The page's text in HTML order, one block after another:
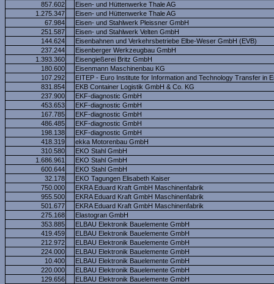
857.602
Eisen- und Hüttenwerke Thale AG
1.275.347
Eisen- und Hüttenwerke Thale AG
67.984
Eisen- und Stahlwerk Pleissner GmbH
251.587
Eisen- und Stahlwerk Velten GmbH
144.624
Eisenbahnen und Verkehrsbetriebe Elbe-Weser GmbH (EVB)
237.244
Eisenberger Werkzeugbau GmbH
1.393.360
Eisengießerei Britz GmbH
180.600
Eisenmann Maschinenbau KG
107.292
EITEP - Euro Institute for Information and Technology Transfer in
831.854
EKB Container Logistik GmbH & Co. KG
237.900
EKF-diagnostic GmbH
453.653
EKF-diagnostic GmbH
167.785
EKF-diagnostic GmbH
486.485
EKF-diagnostic GmbH
198.138
EKF-diagnostic GmbH
418.319
ekka Motorenbau GmbH
310.580
EKO Stahl GmbH
1.686.961
EKO Stahl GmbH
600.644
EKO Stahl GmbH
32.178
EKO Tagungen Elisabeth Kaiser
750.000
EKRA Eduard Kraft GmbH Maschinenfabrik
955.500
EKRA Eduard Kraft GmbH Maschinenfabrik
501.677
EKRA Eduard Kraft GmbH Maschinenfabrik
275.168
Elastogran GmbH
353.885
ELBAU Elektronik Bauelemente GmbH
419.459
ELBAU Elektronik Bauelemente GmbH
212.972
ELBAU Elektronik Bauelemente GmbH
224.000
ELBAU Elektronik Bauelemente GmbH
10.400
ELBAU Elektronik Bauelemente GmbH
220.000
ELBAU Elektronik Bauelemente GmbH
129.656
ELBAU Elektronik Bauelemente GmbH